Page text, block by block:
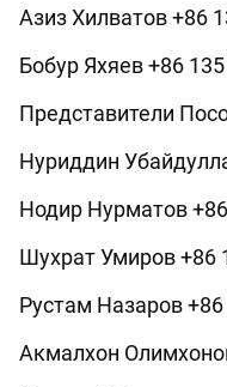
Азиз Хилватов +86
Бобур Яхяев +86
Представители
Нуриддин
Нодир Нурматов
Шухрат Умиров +86
Рустам Назаров
Акмалхон